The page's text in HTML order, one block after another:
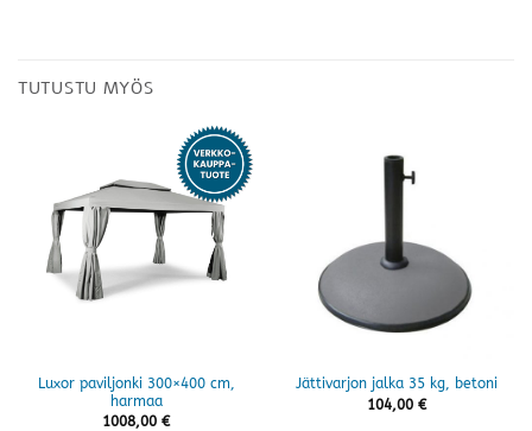
TUTUSTU MYÖS
Luxor paviljonki 300×400 cm,
harmaa
1008,00 €
Jättivarjon jalka 35 kg, betoni
104,00 €